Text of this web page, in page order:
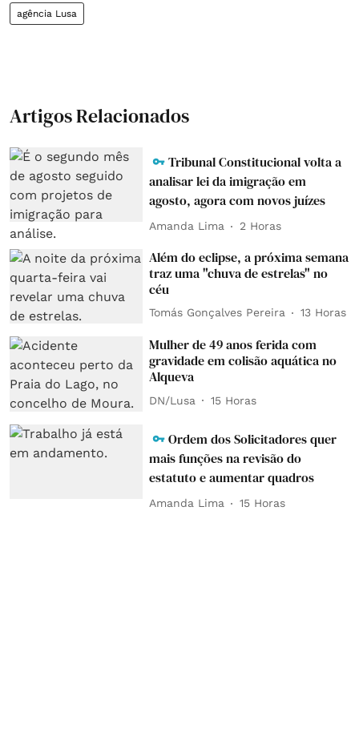
agência Lusa
Artigos Relacionados
Tribunal Constitucional volta a
analisar lei da imigração em
agosto, agora com novos juízes
Amanda Lima 2 Horas
Além do eclipse, a próxima semana
traz uma "chuva de estrelas" no
céu
Tomás Gonçalves Pereira 13 Horas
Mulher de 49 anos ferida com
gravidade em colisão aquática no
Alqueva
DN/Lusa 15 Horas
Ordem dos Solicitadores quer
mais funções na revisão do
estatuto e aumentar quadros
Amanda Lima 15 Horas